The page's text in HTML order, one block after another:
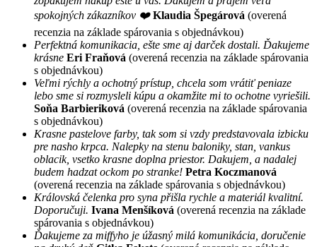
spokojných zákazníkov ❤️ Klaudia Špegárová (overená
recenzia na základe spárovania s objednávkou)
Perfektná komunikacia, ešte sme aj darček dostali. Ďakujeme
krásne Eri Fraňová (overená recenzia na základe spárovania
s objednávkou)
Veľmi rýchly a ochotný prístup, chcela som vrátiť peniaze
lebo sme si rozmysleli kúpu a okamžite mi to ochotne vyriešili.
Soňa Barbieriková (overená recenzia na základe spárovania
s objednávkou)
Krasne pastelove farby, tak som si vzdy predstavovala izbicku
pre nasho krpca. Nalepky na stenu baloniky, stan, vankus
oblacik, vsetko krasne doplna priestor. Dakujem, a nadalej
budem hadzat ockom po stranke! Petra Koczmanová
(overená recenzia na základe spárovania s objednávkou)
Královská čelenka pro syna přišla rychle a materiál kvalitní.
Doporučuji. Ivana Menšíková (overená recenzia na základe
spárovania s objednávkou)
Ďakujeme za miffyho je úžasný milá komunikácia, doručenie